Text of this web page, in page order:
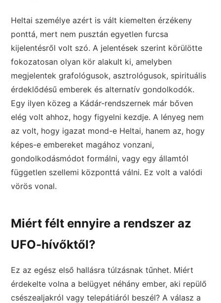
Heltai személye azért is vált kiemelten érzékeny
ponttá, mert nem pusztán egyetlen furcsa
kijelentésről volt szó. A jelentések szerint körülötte
fokozatosan olyan kör alakult ki, amelyben
megjelentek grafológusok, asztrológusok, spirituális
érdeklődésű emberek és alternatív gondolkodók.
Egy ilyen közeg a Kádár-rendszernek már bőven
elég volt ahhoz, hogy figyelni kezdje. A lényeg nem
az volt, hogy igazat mond-e Heltai, hanem az, hogy
képes-e embereket magához vonzani,
gondolkodásmódot formálni, vagy egy államtól
független szellemi központtá válni. Ez volt a valódi
vörös vonal.
Miért félt ennyire a rendszer az
UFO-hívőktől?
Ez az egész első hallásra túlzásnak tűnhet. Miért
érdekelte volna a belügyet néhány ember, aki repülő
csészealjakról vagy telepátiáról beszél? A válasz a